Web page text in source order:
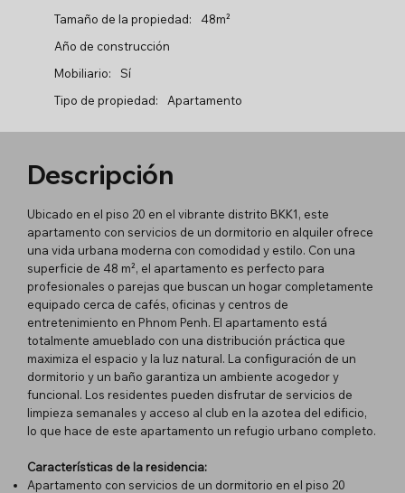
Tamaño de la propiedad:
48m²
Año de construcción
Mobiliario:
Sí
Tipo de propiedad:
Apartamento
Descripción
Ubicado en el piso 20 en el vibrante distrito BKK1, este
apartamento con servicios de un dormitorio en alquiler ofrece
una vida urbana moderna con comodidad y estilo. Con una
superficie de 48 m², el apartamento es perfecto para
profesionales o parejas que buscan un hogar completamente
equipado cerca de cafés, oficinas y centros de
entretenimiento en Phnom Penh. El apartamento está
totalmente amueblado con una distribución práctica que
maximiza el espacio y la luz natural. La configuración de un
dormitorio y un baño garantiza un ambiente acogedor y
funcional. Los residentes pueden disfrutar de servicios de
limpieza semanales y acceso al club en la azotea del edificio,
lo que hace de este apartamento un refugio urbano completo.
Características de la residencia:
Apartamento con servicios de un dormitorio en el piso 20